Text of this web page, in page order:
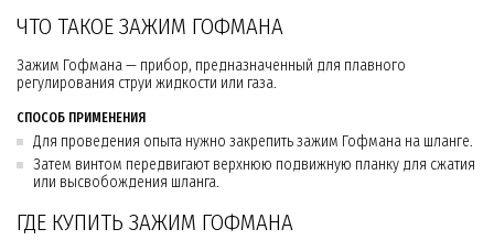
ЧТО ТАКОЕ ЗАЖИМ ГОФМАНА
Зажим Гофмана — прибор, предназначенный для плавного
регулирования струи жидкости или газа.
СПОСОБ ПРИМЕНЕНИЯ
Для проведения опыта нужно закрепить зажим Гофмана на шланге.
Затем винтом передвигают верхнюю подвижную планку для сжатия
или высвобождения шланга.
ГДЕ КУПИТЬ ЗАЖИМ ГОФМАНА